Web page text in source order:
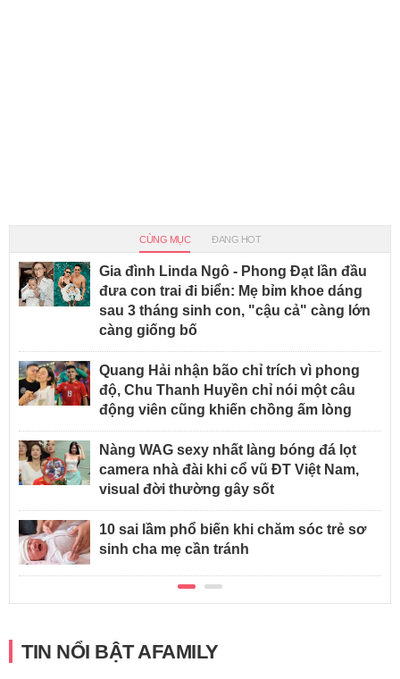
CÙNG MỤC ĐANG HOT
Gia đình Linda Ngô - Phong Đạt lần đầu
đưa con trai đi biển: Mẹ bỉm khoe dáng
sau 3 tháng sinh con, "cậu cả" càng lớn
càng giống bố
Quang Hải nhận bão chỉ trích vì phong
độ, Chu Thanh Huyền chỉ nói một câu
động viên cũng khiến chồng ấm lòng
Nàng WAG sexy nhất làng bóng đá lọt
camera nhà đài khi cổ vũ ĐT Việt Nam,
visual đời thường gây sốt
10 sai lầm phổ biến khi chăm sóc trẻ sơ
sinh cha mẹ cần tránh
TIN NỔI BẬT AFAMILY